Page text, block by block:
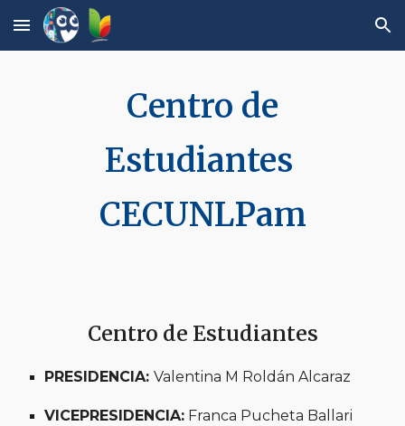
Skip to main content Skip to navigation
Centro de
Estudiantes
CECUNLPam
Centro de Estudiantes
PRESIDENCIA:Valentina M Roldán Alcaraz
VICEPRESIDENCIA: Franca Pucheta Ballari